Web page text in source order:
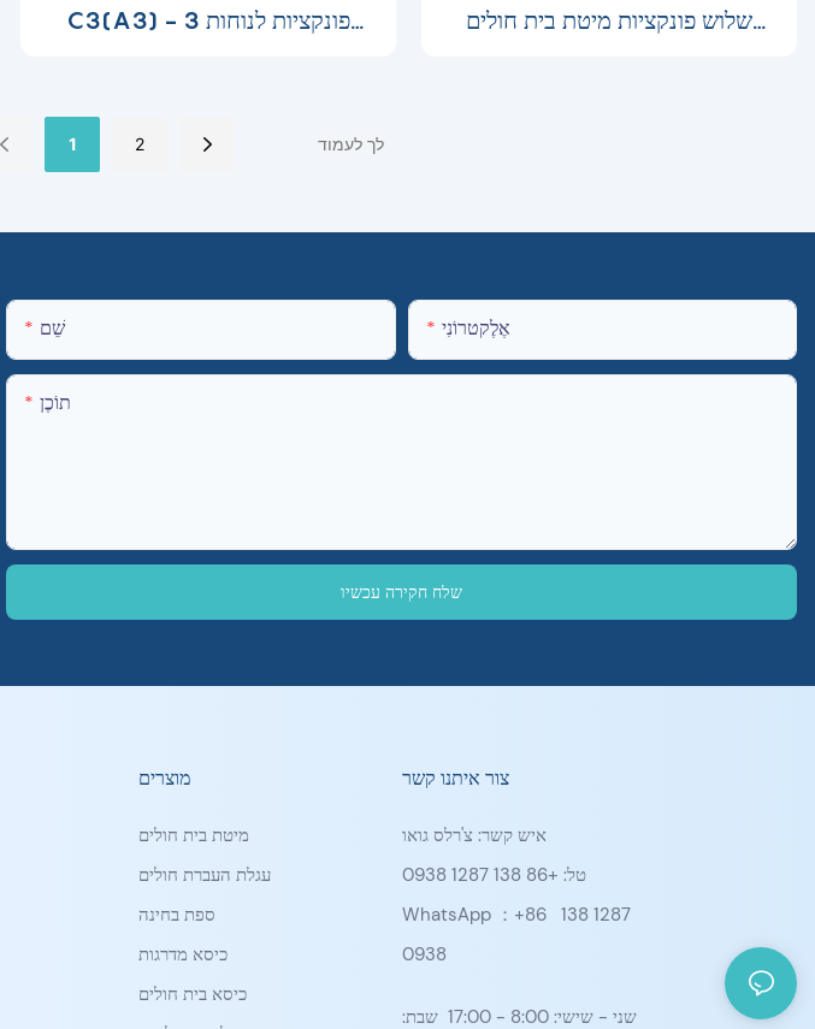
C3(A3) - 3 פונקציות לנוחות
שלוש פונקציות מיטת בית חולים
1 2
שֵׁם אֶלֶקטרוֹנִי
תוֹכֶן
שלח חקירה עכשיו
מוצרים
מיטת בית חולים
עגלת העברת חולים
ספת בחינה
כיסא מדרגות
כיסא בית חולים
צור איתנו קשר
איש קשר: צ'רלס גואו
טל: +86 138 1287 0938
WhatsApp ：+86 138 1287
0938
שני - שישי: 8:00 - 17:00 שבת: